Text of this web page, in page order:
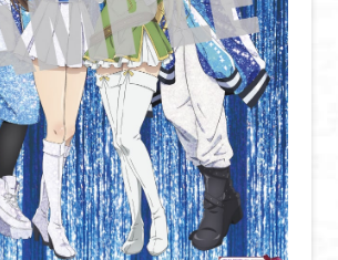
CHARACTER
MOVIE
MUSIC
Blu-ray
BOOKS
GOODS